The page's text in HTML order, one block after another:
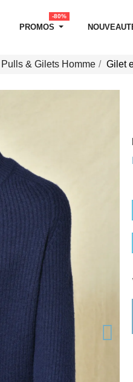
PROMOS
-80%
Pulls & Gilets Homme Gilet